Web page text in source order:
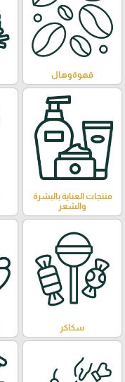
قهوةوهال
منتجات العناية بالبشرة
والشعر
سكاكر